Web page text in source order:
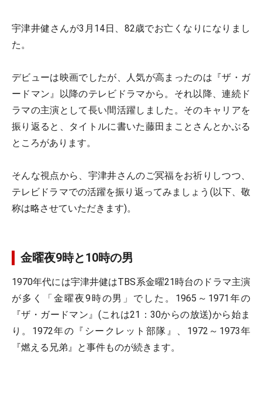
宇津井健さんが3月14日、82歳でお亡くなりになりまし
た。
デビューは映画でしたが、人気が高まったのは『ザ・ガ
ードマン』以降のテレビドラマから。それ以降、連続ド
ラマの主演として長い間活躍しました。そのキャリアを
振り返ると、タイトルに書いた藤田まことさんとかぶる
ところがあります。
そんな視点から、宇津井さんのご冥福をお祈りしつつ、
テレビドラマでの活躍を振り返ってみましょう(以下、敬
称は略させていただきます)。
金曜夜9時と10時の男
1970年代には宇津井健はTBS系金曜21時台のドラマ主演
が多く「金曜夜9時の男」でした。1965～1971年の
『ザ・ガードマン』(これは21：30からの放送)から始ま
り。1972年の『シークレット部隊』、1972～1973年
『燃える兄弟』と事件ものが続きます。